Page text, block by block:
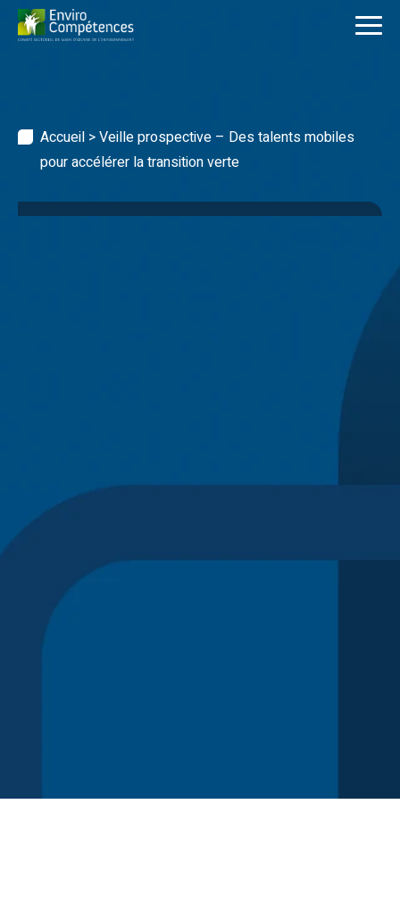
Skip
content
Accueil >Veille prospective – Des talents mobiles
pour accélérer la transition verte